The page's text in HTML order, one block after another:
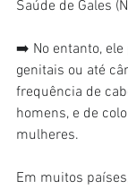
Saúde de Gales
➡️ No entanto, ele
genitais ou até
frequência de
homens, e de
mulheres.
Em muitos